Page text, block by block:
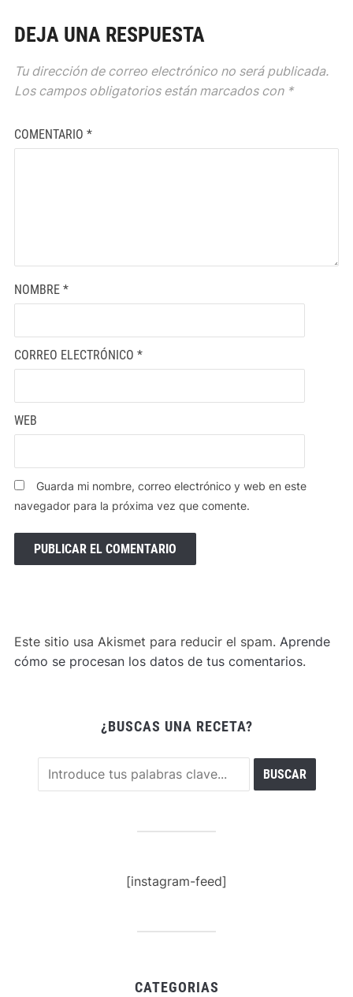
DEJA UNA RESPUESTA
Tu dirección de correo electrónico no será publicada.
Los campos obligatorios están marcados con *
COMENTARIO *
NOMBRE *
CORREO ELECTRÓNICO *
WEB
Guarda mi nombre, correo electrónico y web en este
navegador para la próxima vez que comente.
Este sitio usa Akismet para reducir el spam. Aprende
cómo se procesan los datos de tus comentarios.
¿BUSCAS UNA RECETA?
[instagram-feed]
CATEGORIAS